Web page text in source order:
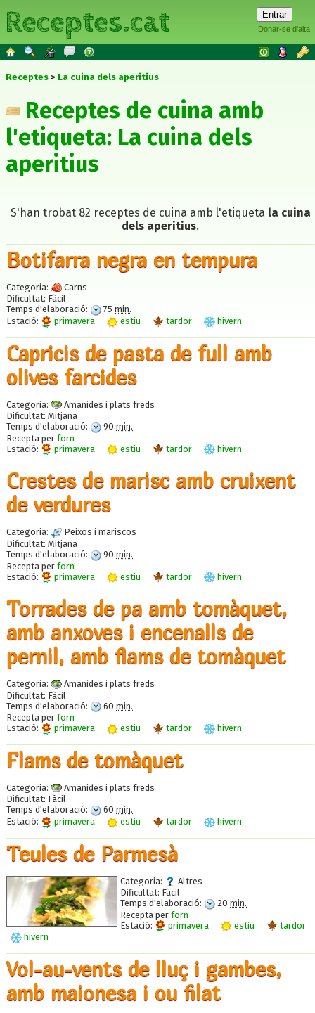
Donar-se d'alta
Receptes.cat
Receptes La cuina dels aperitius
Receptes de cuina amb
l'etiqueta: La cuina dels
aperitius
S'han trobat 82 receptes de cuina amb l'etiqueta la cuina
dels aperitius.
Botifarra negra en tempura
Categoria:
Carns
Dificultat: Fàcil
Temps d'elaboració:
75 min.
Estació:
primavera estiu tardor hivern
Capricis de pasta de full amb
olives farcides
Categoria:
Amanides i plats freds
Dificultat: Mitjana
Temps d'elaboració:
90 min.
Recepta per forn
Estació:
primavera estiu tardor hivern
Crestes de marisc amb cruixent
de verdures
Categoria:
Peixos i mariscos
Dificultat: Mitjana
Temps d'elaboració:
90 min.
Recepta per forn
Estació:
primavera estiu tardor hivern
Torrades de pa amb tomàquet,
amb anxoves i encenalls de
pernil, amb flams de tomàquet
Categoria:
Amanides i plats freds
Dificultat: Fàcil
Temps d'elaboració:
60 min.
Recepta per forn
Estació:
primavera estiu tardor hivern
Flams de tomàquet
Categoria:
Amanides i plats freds
Dificultat: Fàcil
Temps d'elaboració:
60 min.
Estació:
primavera estiu tardor hivern
Teules de Parmesà
Categoria:
Altres
Dificultat: Fàcil
Temps d'elaboració:
20 min.
Recepta per forn
Estació:
primavera estiu
tardor
hivern
Vol-au-vents de lluç i gambes,
amb maionesa i ou filat